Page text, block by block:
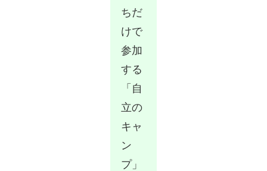
ちだ
けで
参加
する
「自
立の
キャ
ン
プ」